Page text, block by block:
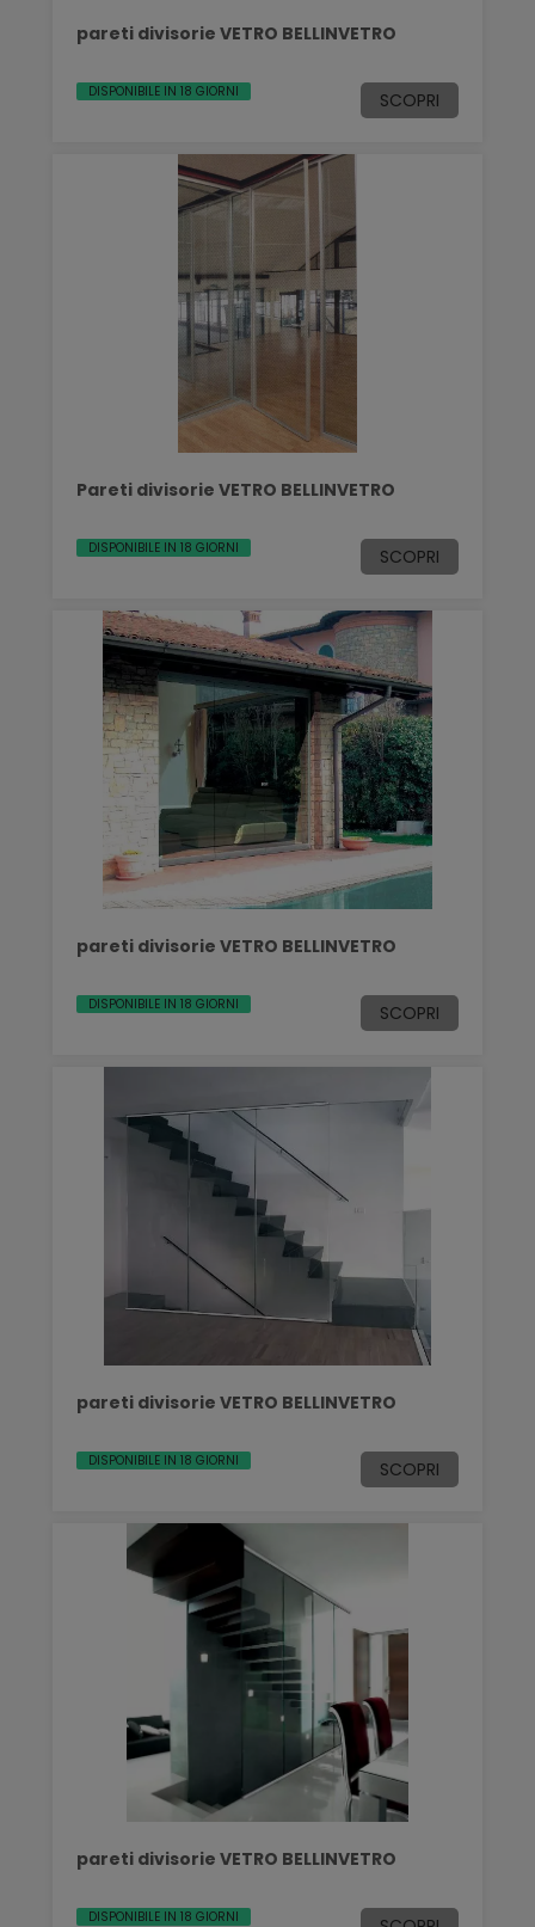
pareti divisorie VETRO BELLINVETRO
DISPONIBILE IN 18 GIORNI SCOPRI
Pareti divisorie VETRO BELLINVETRO
DISPONIBILE IN 18 GIORNI SCOPRI
pareti divisorie VETRO BELLINVETRO
DISPONIBILE IN 18 GIORNI SCOPRI
pareti divisorie VETRO BELLINVETRO
DISPONIBILE IN 18 GIORNI SCOPRI
pareti divisorie VETRO BELLINVETRO
DISPONIBILE IN 18 GIORNI